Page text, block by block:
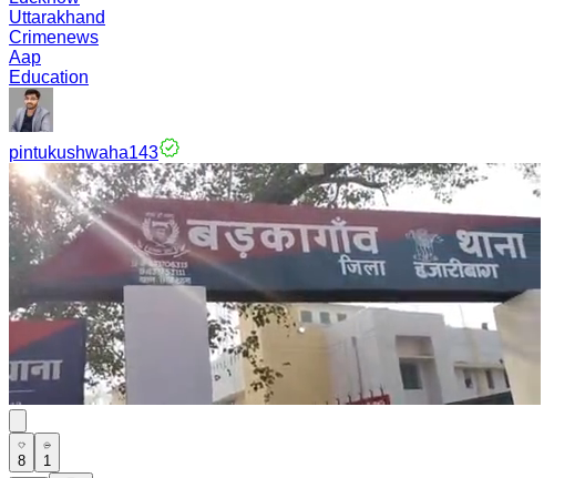
Uttarakhand
Crimenews
Aap
Education
pintukushwaha143
8 1